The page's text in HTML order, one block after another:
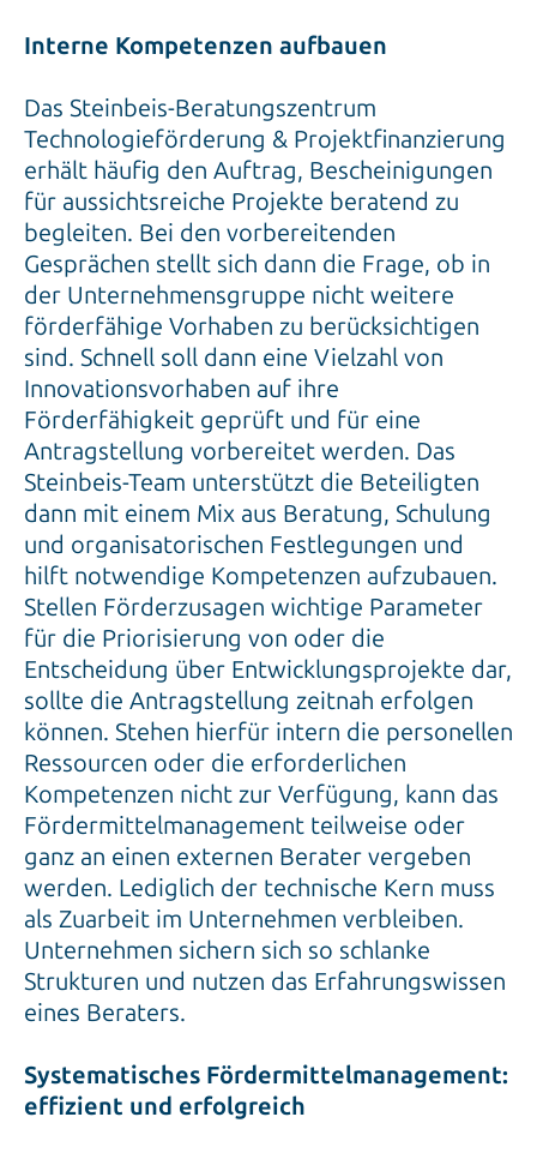
Interne Kompetenzen aufbauen
Das Steinbeis-Beratungszentrum
Technologieförderung & Projektfinanzierung
erhält häufig den Auftrag, Bescheinigungen
für aussichtsreiche Projekte beratend zu
begleiten. Bei den vorbereitenden
Gesprächen stellt sich dann die Frage, ob in
der Unternehmensgruppe nicht weitere
förderfähige Vorhaben zu berücksichtigen
sind. Schnell soll dann eine Vielzahl von
Innovationsvorhaben auf ihre
Förderfähigkeit geprüft und für eine
Antragstellung vorbereitet werden. Das
Steinbeis-Team unterstützt die Beteiligten
dann mit einem Mix aus Beratung, Schulung
und organisatorischen Festlegungen und
hilft notwendige Kompetenzen aufzubauen.
Stellen Förderzusagen wichtige Parameter
für die Priorisierung von oder die
Entscheidung über Entwicklungsprojekte dar,
sollte die Antragstellung zeitnah erfolgen
können. Stehen hierfür intern die personellen
Ressourcen oder die erforderlichen
Kompetenzen nicht zur Verfügung, kann das
Fördermittelmanagement teilweise oder
ganz an einen externen Berater vergeben
werden. Lediglich der technische Kern muss
als Zuarbeit im Unternehmen verbleiben.
Unternehmen sichern sich so schlanke
Strukturen und nutzen das Erfahrungswissen
eines Beraters.
Systematisches Fördermittelmanagement:
effizient und erfolgreich